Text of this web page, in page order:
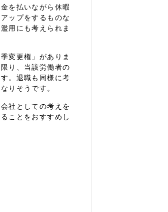
を払いながら休暇
ップをするものな
用にも考えられま
変更権」がありま
り、当該労働者の
。退職も同様に考
りそうです。
社としての考えを
ことをおすすめし